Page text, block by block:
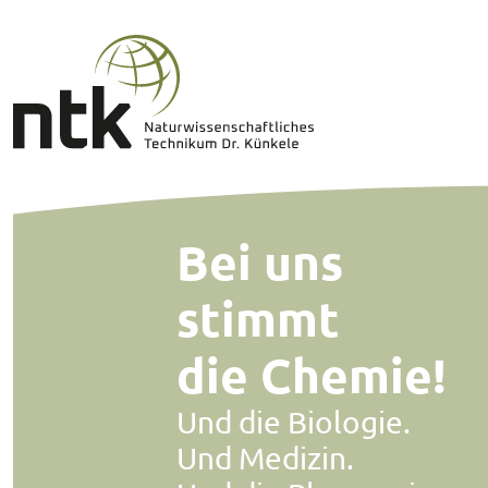
Bei uns
stimmt
die Chemie!
Und die Biologie.
Und Medizin.